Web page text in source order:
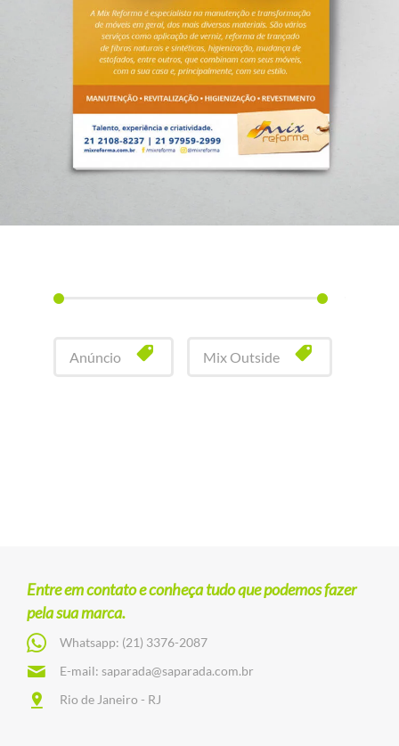
Anúncio Mix Outside
Entre em contato e conheça tudo que podemos fazer
pela sua marca.
Whatsapp: (21) 3376-2087
E-mail: saparada@saparada.com.br
Rio de Janeiro - RJ